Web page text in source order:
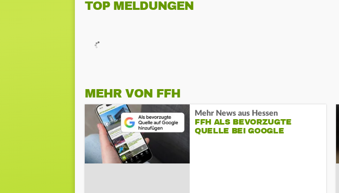
TOP MELDUNGEN
MEHR VON FFH
Mehr News aus Hessen
FFH ALS BEVORZUGTE
QUELLE BEI GOOGLE